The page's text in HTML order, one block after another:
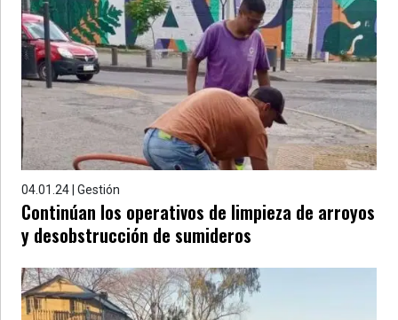
04.01.24 | Gestión
Continúan los operativos de limpieza de arroyos
y desobstrucción de sumideros